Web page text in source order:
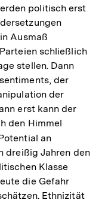
politisch erst
Ausmaß
schließlich
stellen. Dann
der
der
erst kann der
den Himmel
an
dreißig Jahren den
Klasse
die Gefahr
Ethnizität